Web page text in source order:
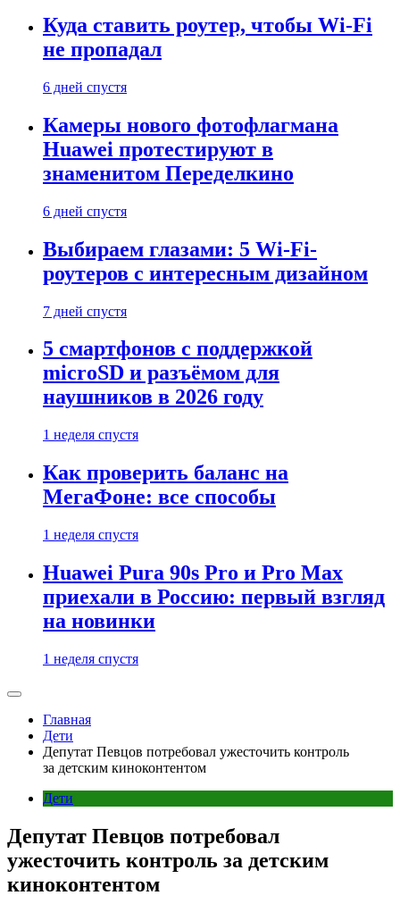
Куда ставить роутер, чтобы Wi-Fi
не пропадал
6 дней спустя
Камеры нового фотофлагмана
Huawei протестируют в
знаменитом Переделкино
6 дней спустя
Выбираем глазами: 5 Wi-Fi-
роутеров с интересным дизайном
7 дней спустя
5 смартфонов с поддержкой
microSD и разъёмом для
наушников в 2026 году
1 неделя спустя
Как проверить баланс на
МегаФоне: все способы
1 неделя спустя
Huawei Pura 90s Pro и Pro Max
приехали в Россию: первый взгляд
на новинки
1 неделя спустя
Главная
Дети
Депутат Певцов потребовал ужесточить контроль
за детским киноконтентом
Дети
Депутат Певцов потребовал
ужесточить контроль за детским
киноконтентом